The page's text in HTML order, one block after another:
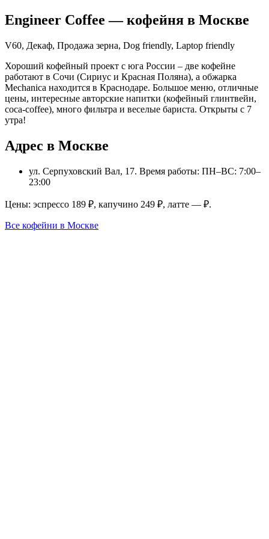
Engineer Coffee — кофейня в Москве
V60, Декаф, Продажа зерна, Dog friendly, Laptop friendly
Хороший кофейный проект с юга России – две кофейне
работают в Сочи (Сириус и Красная Поляна), а обжарка
Mechanica находится в Краснодаре. Большое меню, отличные
цены, интересные авторские напитки (кофейный глинтвейн,
coca-coffee), много фильтра и веселые бариста. Открыты с 7
утра!
Адрес в Москве
ул. Серпуховский Вал, 17. Время работы: ПН–ВС: 7:00–
23:00
Цены: эспрессо 189 ₽, капучино 249 ₽, латте — ₽.
Все кофейни в Москве